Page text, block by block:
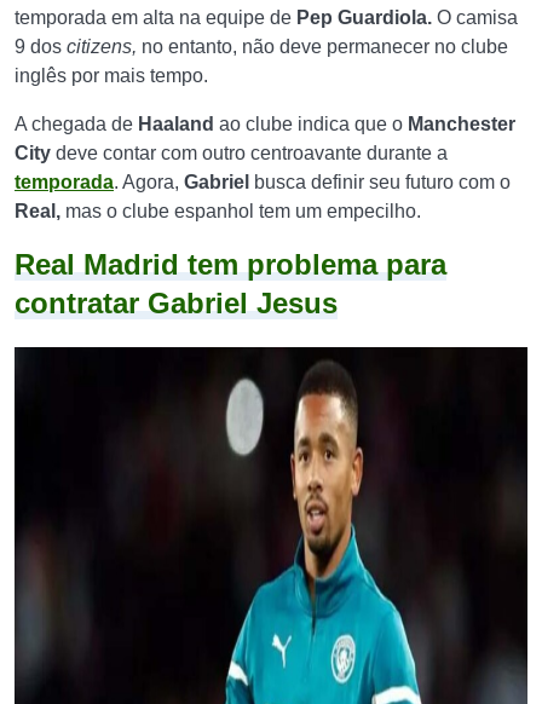
temporada em alta na equipe de Pep Guardiola. O camisa
9 dos citizens, no entanto, não deve permanecer no clube
inglês por mais tempo.
A chegada de Haaland ao clube indica que o Manchester
City deve contar com outro centroavante durante a
temporada. Agora, Gabriel busca definir seu futuro com o
Real, mas o clube espanhol tem um empecilho.
Real Madrid tem problema para
contratar Gabriel Jesus